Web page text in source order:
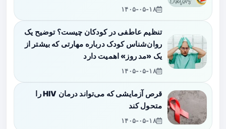
۱۴۰۵-۰۵-۱۸
تنظیم عاطفی در کودکان چیست؟ توضیح یک
روان‌شناس کودک درباره مهارتی که بیشتر از
یک «مد روز» اهمیت دارد
۱۴۰۵-۰۵-۱۸
قرص آزمایشی که می‌تواند درمان HIV را
متحول کند
۱۴۰۵-۰۵-۱۸